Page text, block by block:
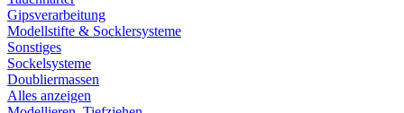
Gipsverarbeitung
Modellstifte & Socklersysteme
Sonstiges
Sockelsysteme
Doubliermassen
Alles anzeigen